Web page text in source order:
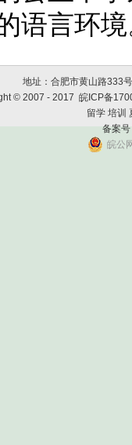
语言环
地址：合肥市黄山路333
© 2007 - 2017 皖ICP备
留学 培训
备案
皖公